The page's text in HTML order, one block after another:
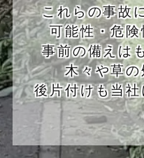
これらの事故
可能性・危
事前の備えは
木々や草
後片付けも当